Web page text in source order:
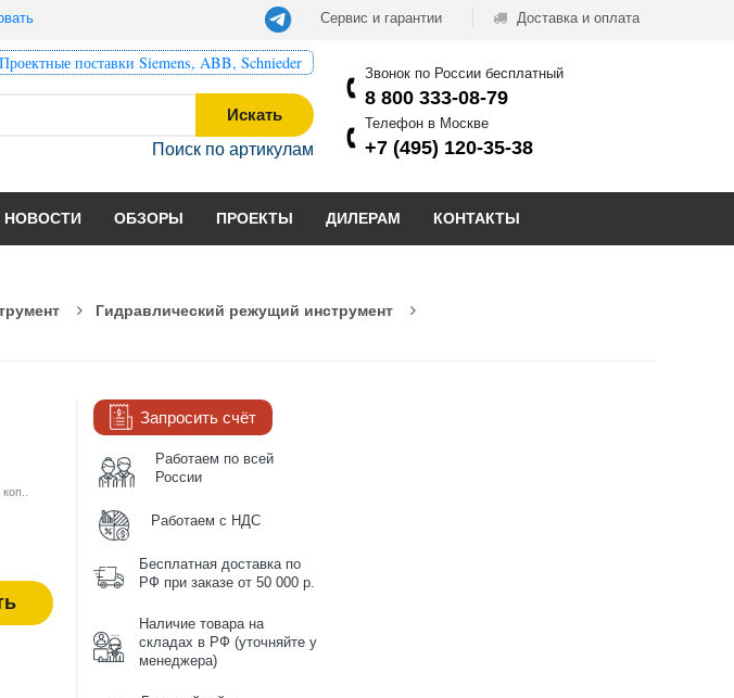
Сервис и гарантии Доставка и оплата
Проектные поставки Siemens, ABB, Schnieder
Искать
Поиск по артикулам
Звонок по России бесплатный
8 800 333-08-79
Телефон в Москве
+7 (495) 120-35-38
НОВОСТИ ОБЗОРЫ ПРОЕКТЫ ДИЛЕРАМ КОНТАКТЫ
Гидравлический режущий инструмент
Запросить счёт
Работаем по всей
России
Работаем с НДС
Бесплатная доставка по
РФ при заказе от 50 000 р.
Наличие товара на
складах в РФ (уточняйте у
менеджера)